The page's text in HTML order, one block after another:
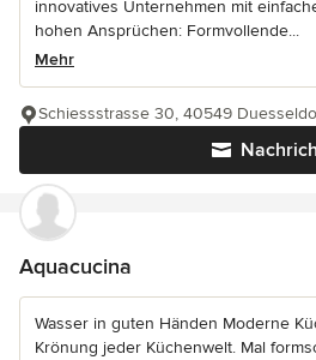
innovatives Unternehmen mit
hohen Ansprüchen: Formvollende...
Mehr
Schiessstrasse 30, 40549
Aquacucina
Wasser in guten Händen Moderne
Krönung jeder Küchenwelt. Mal